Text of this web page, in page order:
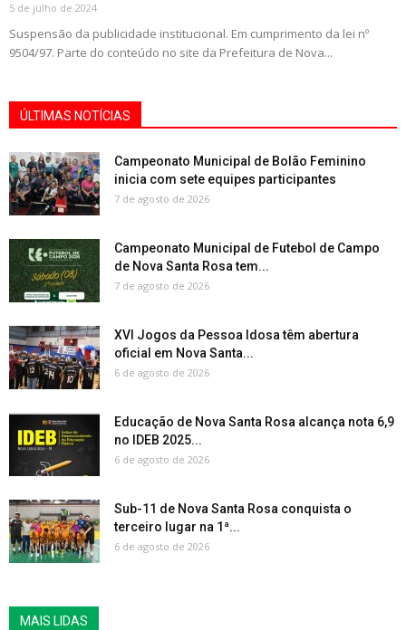
5 de julho de 2024
Suspensão da publicidade institucional. Em cumprimento da lei nº
9504/97. Parte do conteúdo no site da Prefeitura de Nova...
ÚLTIMAS NOTÍCIAS
Campeonato Municipal de Bolão Feminino
inicia com sete equipes participantes
7 de agosto de 2026
Campeonato Municipal de Futebol de Campo
de Nova Santa Rosa tem...
7 de agosto de 2026
XVI Jogos da Pessoa Idosa têm abertura
oficial em Nova Santa...
6 de agosto de 2026
Educação de Nova Santa Rosa alcança nota 6,9
no IDEB 2025...
6 de agosto de 2026
Sub-11 de Nova Santa Rosa conquista o
terceiro lugar na 1ª...
6 de agosto de 2026
MAIS LIDAS